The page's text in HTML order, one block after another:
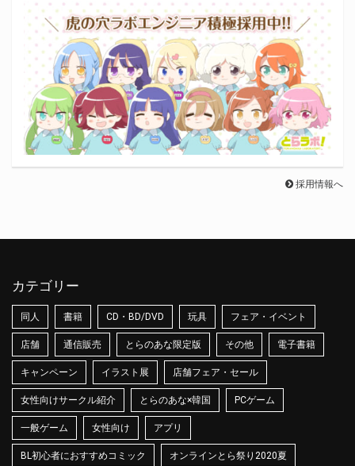
採用情報へ
カテゴリー
同人 書籍 CD・BD/DVD 玩具 フェア・イベント
店舗 通信販売 とらのあな限定版 その他 電子書籍
キャンペーン イラスト展 店舗フェア・セール
女性向けサークル紹介 とらのあな×韓国 PCゲーム
一般ゲーム 女性向け アプリ
BL初心者におすすめコミック オンラインとら祭り2020夏